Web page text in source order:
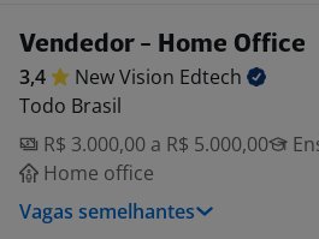
Vendedor - Home Office
3,4 New Vision Edtech
Todo Brasil
R$ 3.000,00 a R$ 5.000,00
Home office
Vagas semelhantes